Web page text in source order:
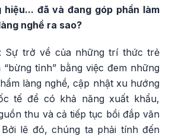
đã và đang góp phần làm
nghề ra sao?
: Sự trở về của những trí thức trẻ
tỉnh” bằng việc đem những
làng nghề, cập nhật xu hướng
tế để có khả năng xuất khẩu,
thu và cả tiếp tục bồi đắp văn
lẽ đó, chúng ta phải tính đến